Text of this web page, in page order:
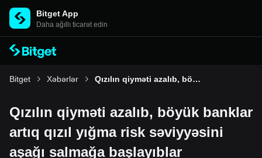
Bitget App
Daha ağıllı ticarət edin
Bitget Xəbərlər Qızılın qiyməti azalıb, böyük banklar artıq qızıl yığma risk səviyyəsini aşağı salmağa başlayıblar
Qızılın qiyməti azalıb, böyük banklar
artıq qızıl yığma risk səviyyəsini
aşağı salmağa başlayıblar